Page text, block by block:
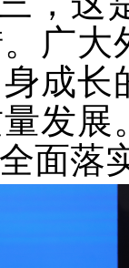
广大
成
发展
面落